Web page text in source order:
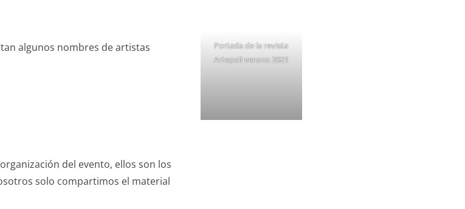
algunos nombres de artistas
del evento, ellos son los
solo compartimos el material